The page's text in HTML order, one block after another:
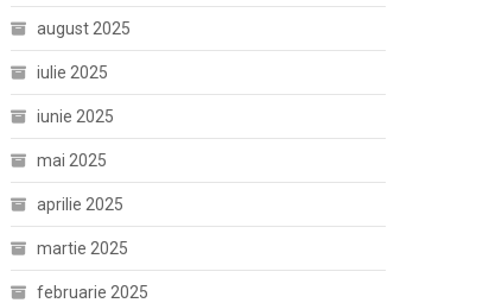
august 2025
iulie 2025
iunie 2025
mai 2025
aprilie 2025
martie 2025
februarie 2025